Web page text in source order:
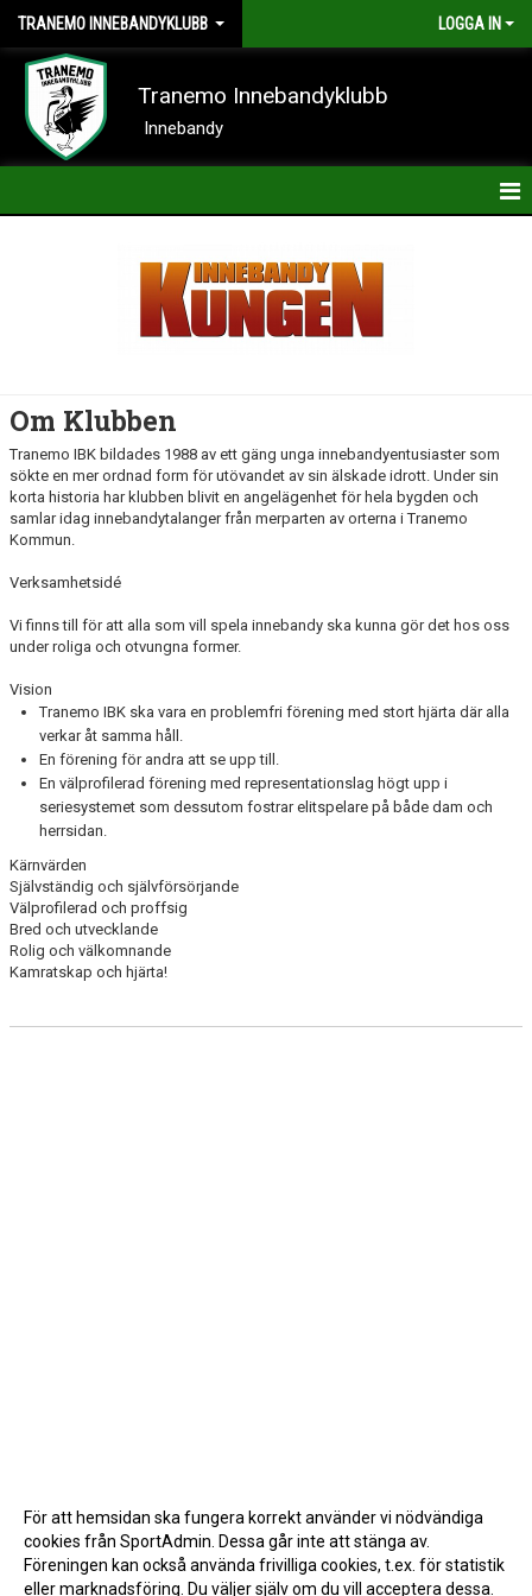
TRANEMO INNEBANDYKLUBB LOGGA IN
Tranemo Innebandyklubb
Innebandy
BILDER
DOKUMENT
MATCHER
FÖRETAGSCUPEN 2026
TRÄNINGSTIDER 2025/26
SCHEMAN
FÖRENINGSDOMARE
Om Klubben
Tranemo IBK bildades 1988 av ett gäng unga innebandyentusiaster som
sökte en mer ordnad form för utövandet av sin älskade idrott. Under sin
korta historia har klubben blivit en angelägenhet för hela bygden och
samlar idag innebandytalanger från merparten av orterna i Tranemo
Kommun.
Verksamhetsidé
Vi finns till för att alla som vill spela innebandy ska kunna gör det hos oss
under roliga och otvungna former.
Vision
Tranemo IBK ska vara en problemfri förening med stort hjärta där alla
verkar åt samma håll.
En förening för andra att se upp till.
En välprofilerad förening med representationslag högt upp i
seriesystemet som dessutom fostrar elitspelare på både dam och
herrsidan.
Kärnvärden
Självständig och självförsörjande
Välprofilerad och proffsig
Bred och utvecklande
Rolig och välkomnande
Kamratskap och hjärta!
För att hemsidan ska fungera korrekt använder vi nödvändiga
cookies från SportAdmin. Dessa går inte att stänga av.
Föreningen kan också använda frivilliga cookies, t.ex. för statistik
eller marknadsföring. Du väljer själv om du vill acceptera dessa.